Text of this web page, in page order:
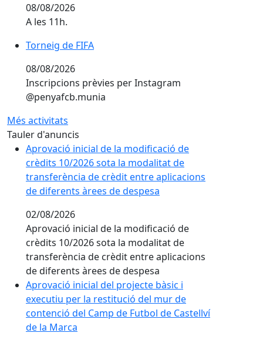
08/08/2026
A les 11h.
Torneig de FIFA
08/08/2026
Inscripcions prèvies per Instagram
@penyafcb.munia
Més activitats
Tauler d'anuncis
Aprovació inicial de la modificació de
crèdits 10/2026 sota la modalitat de
transferència de crèdit entre aplicacions
de diferents àrees de despesa
02/08/2026
Aprovació inicial de la modificació de
crèdits 10/2026 sota la modalitat de
transferència de crèdit entre aplicacions
de diferents àrees de despesa
Aprovació inicial del projecte bàsic i
executiu per la restitució del mur de
contenció del Camp de Futbol de Castellví
de la Marca